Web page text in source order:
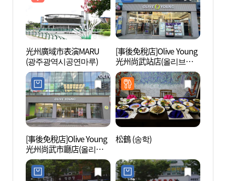
光州廣域市表演MARU
(광주광역시공연마루)
[事後免稅店]Olive Young
光州尚武站店(올리브영
광주상무역점)
[事後免稅店]Olive Young
光州尚武市廳店(올리브
영 광주상무시청점)
松鶴 (송학)